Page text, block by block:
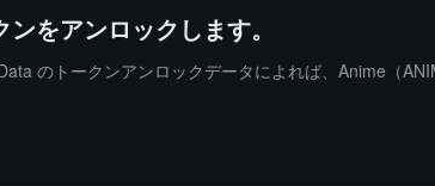
をアンロックします。
のトークンアンロックデータによれば、Anime（